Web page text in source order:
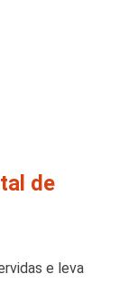
de
e leva